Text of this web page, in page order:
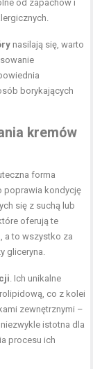
od zapachów i
nasilają się, warto
borykających
kremów
forma
poprawia kondycję
się z suchą lub
oferują te
a to wszystko za
gliceryna.
. Ich unikalne
co z kolei
zewnętrznymi –
istotna dla
procesu ich